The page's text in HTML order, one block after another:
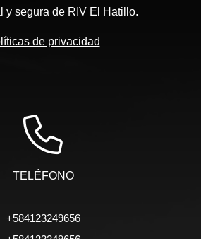
y segura de RIV El Hatillo.
de privacidad
TELÉFONO
+584123249656